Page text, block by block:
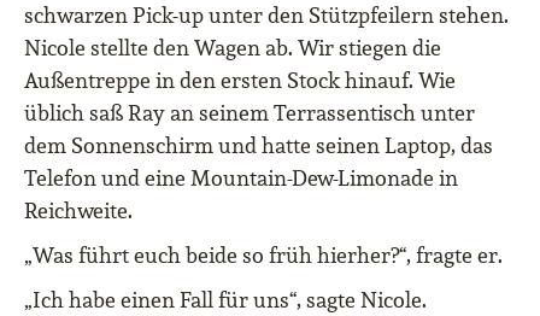
schwarzen Pick-up unter den Stützpfeilern stehen.
Nicole stellte den Wagen ab. Wir stiegen die
Außentreppe in den ersten Stock hinauf. Wie
üblich saß Ray an seinem Terrassentisch unter
dem Sonnenschirm und hatte seinen Laptop, das
Telefon und eine Mountain-Dew-Limonade in
Reichweite.
„Was führt euch beide so früh hierher?“, fragte er.
„Ich habe einen Fall für uns“, sagte Nicole.